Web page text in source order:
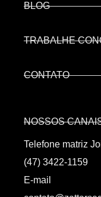
BLOG
TRABALHE
CONTATO
NOSSOS
Telefone matriz
(47) 3422-1159
E-mail